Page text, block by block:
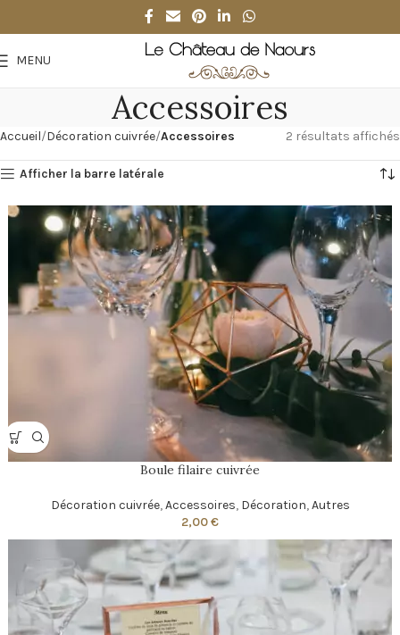
MENU
Accessoires
Accueil Décoration cuivrée Accessoires 2 résultats affichés
Afficher la barre latérale
Boule filaire cuivrée
Décoration cuivrée,Accessoires, Décoration,Autres
2,00€